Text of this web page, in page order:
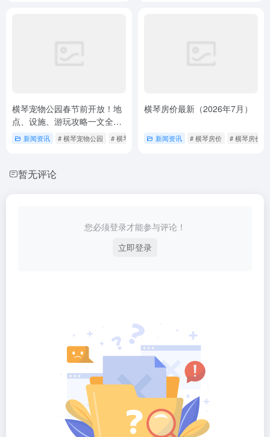
横琴宠物公园春节前开放！地
点、设施、游玩攻略一文全知
道
新闻资讯 # 横琴宠物公园 # 横琴山海驿站宠物友好空间
横琴房价最新（2026年7月）
新闻资讯 # 横琴房价 # 横琴房价
暂无评论
您必须登录才能参与评论！
立即登录